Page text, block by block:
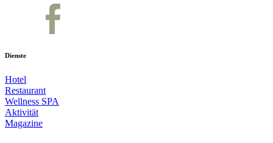
Dienste
Hotel
Restaurant
Wellness SPA
Aktivität
Magazine